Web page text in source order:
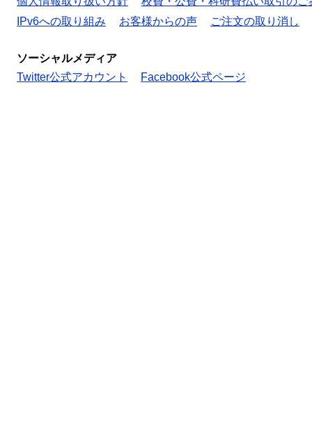
IPv6への取り組み
お客様からの声 ご注文の取り消し
ソーシャルメディア
Twitter公式アカウント
Facebook公式ページ